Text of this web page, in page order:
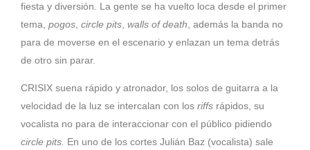
fiesta y diversión. La gente se ha vuelto loca desde el primer
tema, pogos circle pits walls of death , además la banda no
para de moverse en el escenario y enlazan un tema detrás
de otro sin parar.
CRISIX suena rápido y atronador, los solos de guitarra a la
velocidad de la luz se intercalan con los riffs rápidos, su
vocalista no para de interaccionar con el público pidiendo
circle pits. En uno de los cortes Julián Baz (vocalista) sale